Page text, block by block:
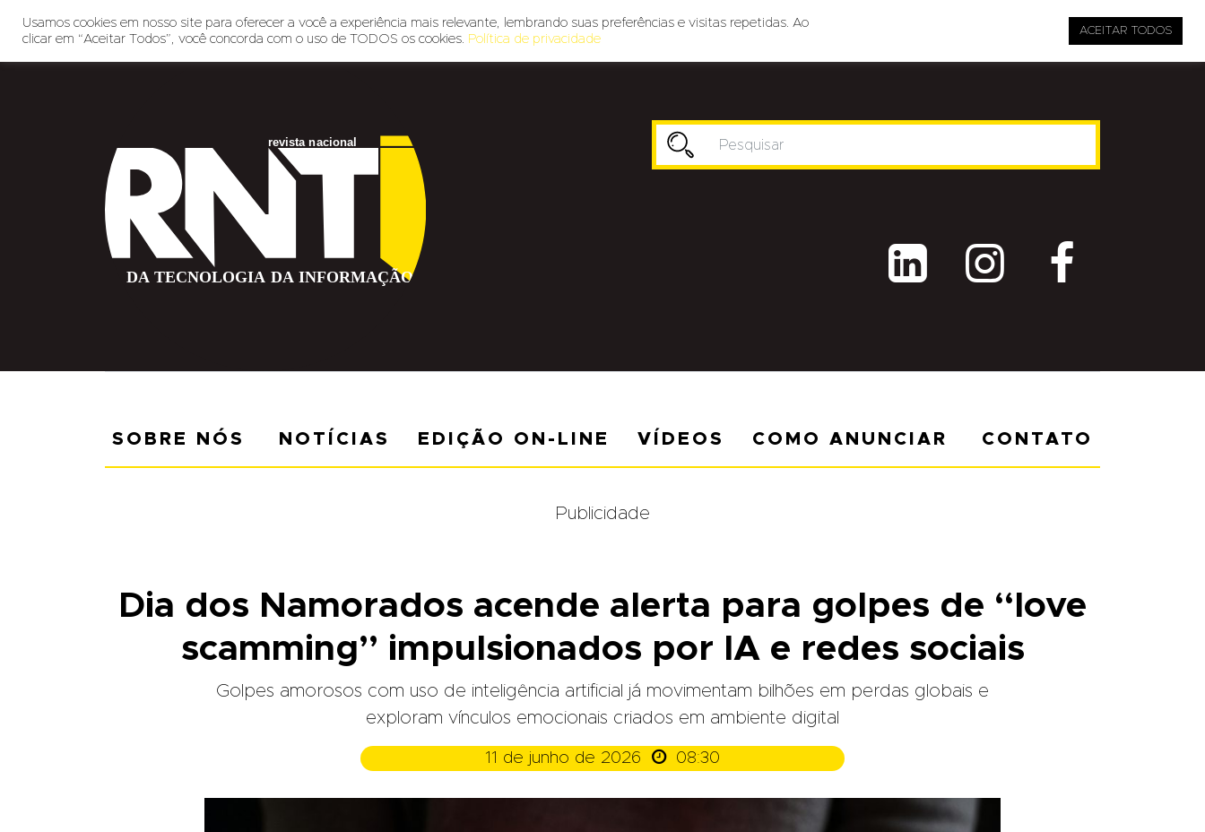
pauta@revistati.com.br



SOBRE NÓS NOTÍCIAS EDIÇÃO ON-LINE VÍDEOS COMO ANUNCIAR CONTATO
Publicidade
Dia dos Namorados acende alerta para golpes de “love
scamming” impulsionados por IA e redes sociais
Golpes amorosos com uso de inteligência artificial já movimentam bilhões em perdas globais e
exploram vínculos emocionais criados em ambiente digital
11 de junho de 2026  08:30
Usamos cookies em nosso site para oferecer a você a experiência mais relevante, lembrando suas preferências e visitas repetidas. Ao
clicar em “Aceitar Todos”, você concorda com o uso de TODOS os cookies. Política de privacidade
ACEITAR TODOS